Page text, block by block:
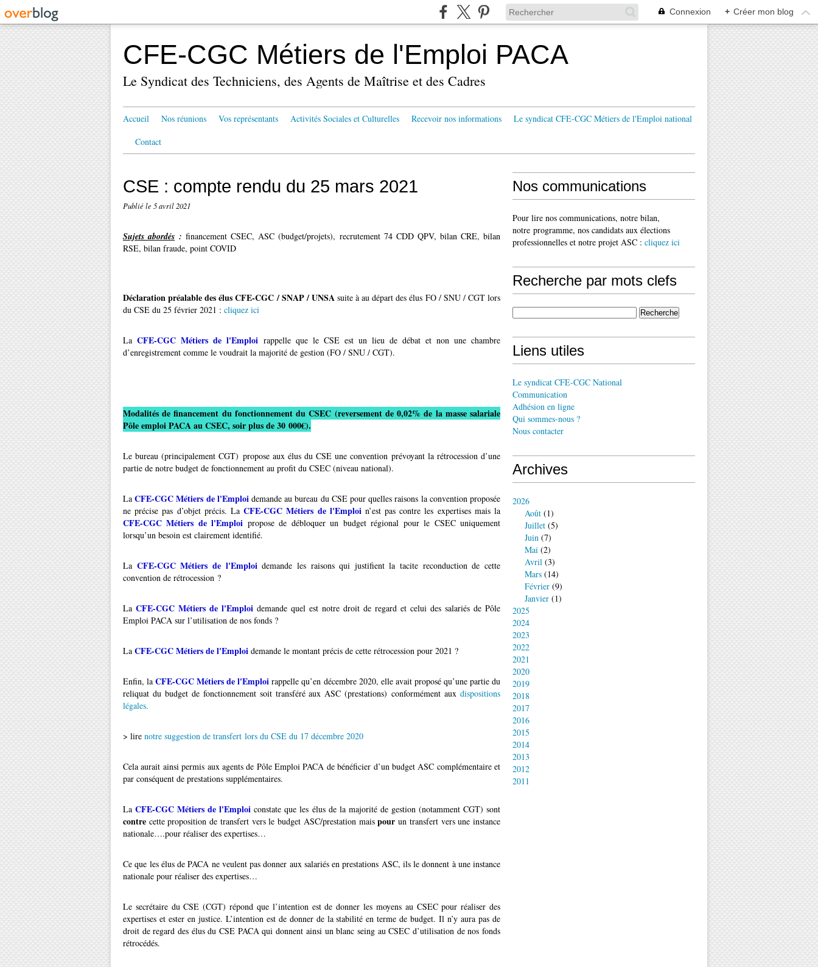
Connexion + Créer mon blog
CFE-CGC Métiers de l'Emploi PACA
Le Syndicat des Techniciens, des Agents de Maîtrise et des Cadres
Accueil Nos réunions Vos représentants Activités Sociales et Culturelles Recevoir nos informations
Le syndicat CFE-CGC Métiers de l'Emploi national
Contact
CSE : compte rendu du 25 mars 2021
Publié le 5 avril 2021
Sujets abordés : financement CSEC, ASC (budget/projets), recrutement 74 CDD QPV, bilan CRE, bilan
RSE, bilan fraude, point COVID
Déclaration préalable des élus CFE-CGC / SNAP / UNSAsuite à au départ des élus FO / SNU / CGT lors
du CSE du 25 février 2021 : cliquez ici
La CFE-CGC Métiers de l'Emploi rappelle que le CSE est un lieu de débat et non une chambre
d’enregistrement comme le voudrait la majorité de gestion (FO / SNU / CGT).
Modalités de financement du fonctionnement du CSEC (reversement de 0,02% de la masse salariale
Pôle emploi PACA au CSEC, soir plus de 30 000€).
Le bureau (principalement CGT) propose aux élus du CSE une convention prévoyant la rétrocession d’une
partie de notre budget de fonctionnement au profit du CSEC (niveau national).
LaCFE-CGC Métiers de l'Emploidemande au bureau du CSE pour quelles raisons la convention proposée
ne précise pas d’objet précis. LaCFE-CGC Métiers de l'Emploin’est pas contre les expertises mais la
CFE-CGC Métiers de l'Emploi propose de débloquer un budget régional pour le CSEC uniquement
lorsqu’un besoin est clairement identifié.
La CFE-CGC Métiers de l'Emploidemande les raisons qui justifient la tacite reconduction de cette
convention de rétrocession ?
La CFE-CGC Métiers de l'Emploi demande quel est notre droit de regard et celui des salariés de Pôle
Emploi PACA sur l’utilisation de nos fonds ?
La CFE-CGC Métiers de l'Emploi demande le montant précis de cette rétrocession pour 2021 ?
Enfin, laCFE-CGC Métiers de l'Emploi rappelle qu’en décembre 2020, elle avait proposé qu’une partie du
reliquat du budget de fonctionnement soit transféré aux ASC (prestations) conformément aux dispositions
légales.
> lire notre suggestion de transfert lors du CSE du 17 décembre 2020
Cela aurait ainsi permis aux agents de Pôle Emploi PACA de bénéficier d’un budget ASC complémentaire et
par conséquent de prestations supplémentaires.
LaCFE-CGC Métiers de l'Emploi constate que les élus de la majorité de gestion (notamment CGT) sont
contre cette proposition de transfert vers le budget ASC/prestation maispourun transfert vers une instance
nationale….pour réaliser des expertises…
Ce que les élus de PACA ne veulent pas donner aux salariés en prestations ASC, ils le donnent à une instance
nationale pour réaliser des expertises…
Le secrétaire du CSE (CGT) répond que l’intention est de donner les moyens au CSEC pour réaliser des
expertises et ester en justice. L’intention est de donner de la stabilité en terme de budget. Il n’y aura pas de
droit de regard des élus du CSE PACA qui donnent ainsi un blanc seing au CSEC d’utilisation de nos fonds
rétrocédés.
Nos communications
Pour lire nos communications, notre bilan,
notre programme, nos candidats aux élections
professionnelles et notre projet ASC : cliquez ici
Recherche par mots clefs
Liens utiles
Le syndicat CFE-CGC National
Communication
Adhésion en ligne
Qui sommes-nous ?
Nous contacter
Archives
2026
Août (1)
Juillet (5)
Juin (7)
Mai (2)
Avril (3)
Mars (14)
Février (9)
Janvier (1)
2025
2024
2023
2022
2021
2020
2019
2018
2017
2016
2015
2014
2013
2012
2011